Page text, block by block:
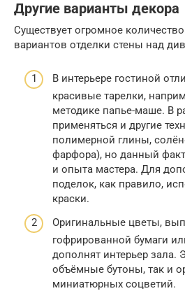
Другие варианты декора
Существует огромное
вариантов отделки стены над
В интерьере гостиной
красивые тарелки,
методике папье-маше. В
применяться и другие
полимерной глины,
фарфора), но данный
и опыта мастера. Для
поделок, как правило,
краски.
Оригинальные цветы,
гофрированной бумаги
дополнят интерьер зала.
объёмные бутоны, так и
миниатюрных соцветий.